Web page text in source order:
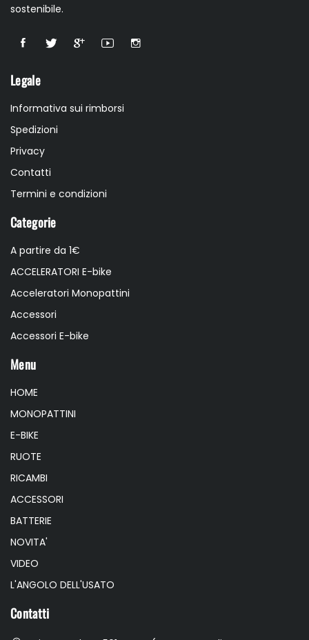
sostenibile.
Legale
Informativa sui rimborsi
Spedizioni
Privacy
Contatti
Termini e condizioni
Categorie
A partire da 1€
ACCELERATORI E-bike
Acceleratori Monopattini
Accessori
Accessori E-bike
Menu
HOME
MONOPATTINI
E-BIKE
RUOTE
RICAMBI
ACCESSORI
BATTERIE
NOVITA'
VIDEO
L'ANGOLO DELL'USATO
Contatti